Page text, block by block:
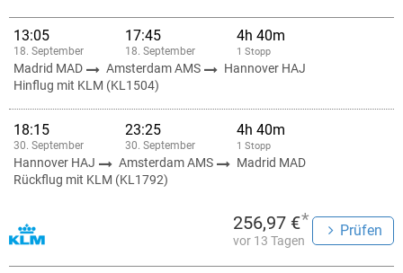
13:05
18. September
17:45
18. September
4h 40m
1 Stopp
Madrid MAD Amsterdam AMS
Hannover HAJ
Hinflug mit KLM (KL1504)
18:15
30. September
23:25
30. September
4h 40m
1 Stopp
Hannover HAJ Amsterdam AMS
Madrid MAD
Rückflug mit KLM (KL1792)
256,97 €*
vor 13 Tagen
Prüfen